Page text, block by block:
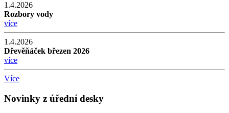
1.4.2026
Rozbory vody
více
1.4.2026
Dřevěňáček březen 2026
více
Více
Novinky z úřední desky